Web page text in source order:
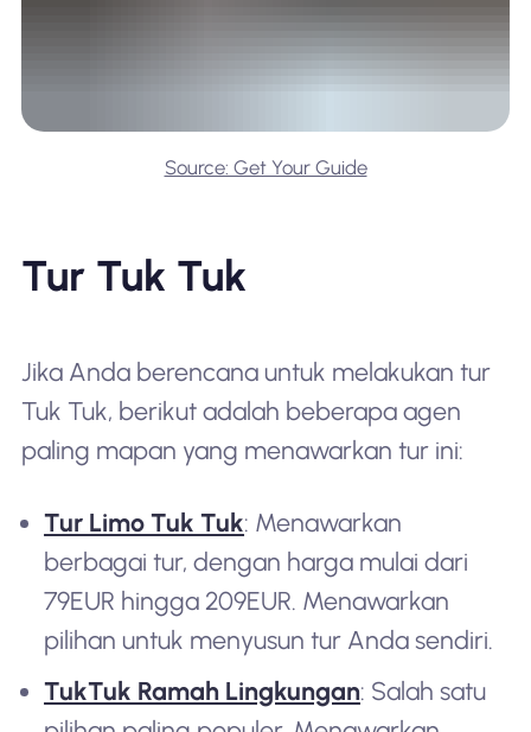
Source: Get Your Guide
Tur Tuk Tuk
Jika Anda berencana untuk melakukan tur
Tuk Tuk, berikut adalah beberapa agen
paling mapan yang menawarkan tur ini:
Tur Limo Tuk Tuk: Menawarkan
berbagai tur, dengan harga mulai dari
79EUR hingga 209EUR. Menawarkan
pilihan untuk menyusun tur Anda sendiri.
TukTuk Ramah Lingkungan: Salah satu